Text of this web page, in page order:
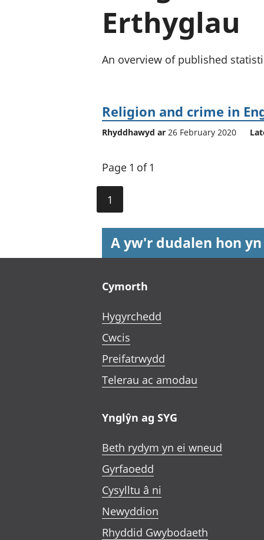
Erthyglau
An overview of published
Religion and crime in
Rhyddhawyd ar 26 February 2020
Page 1 of 1
1
A yw'r dudalen hon
Cymorth
Hygyrchedd
Cwcis
Preifatrwydd
Telerau ac amodau
Ynglŷn ag SYG
Beth rydym yn ei wneud
Gyrfaoedd
Cysylltu â ni
Newyddion
Rhyddid Gwybodaeth